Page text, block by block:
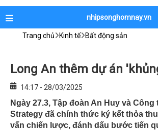
nhipsonghomnay.vn
Trang chủ Kinh tế Bất động sản
Long An thêm dự án
14:17 - 28/03/2025
Ngày 27.3, Tập đoàn An Huy và Công
Strategy đã chính thức ký kết thỏa
vấn chiến lược, đánh dấu bước tiến